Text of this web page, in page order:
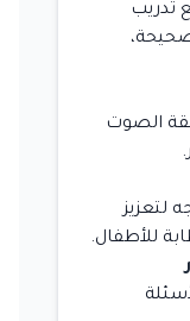
تدريب
الصوت
لتعزيز
للأطفال.